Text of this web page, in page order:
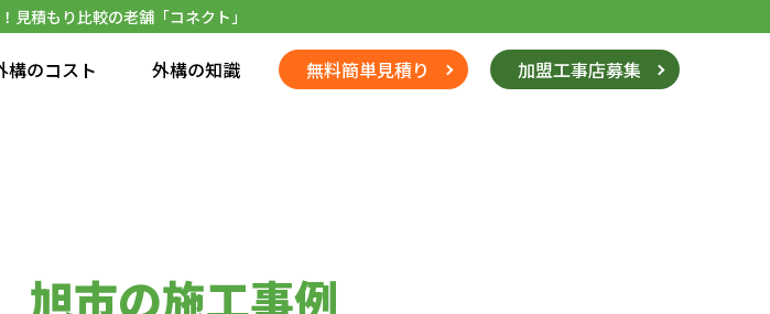
見積もり比較の老舗「コネクト」
構のコスト 外構の知識 無料簡単見積り 加盟工事店募集
旭市の施工事例